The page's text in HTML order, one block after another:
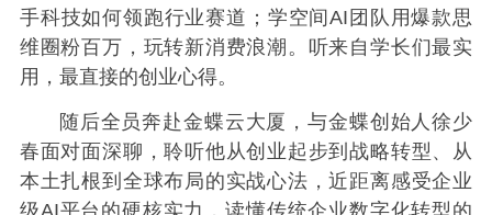
手科技如何领跑行业赛道；学空间AI团队用爆款思
维圈粉百万，玩转新消费浪潮。听来自学长们最实
用，最直接的创业心得。
随后全员奔赴金蝶云大厦，与金蝶创始人徐少
春面对面深聊，聆听他从创业起步到战略转型、从
本土扎根到全球布局的实战心法，近距离感受企业
级AI平台的硬核实力，读懂传统企业数字化转型的